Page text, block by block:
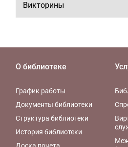
Викторины
О библиотеке
График работы
Документы библиотеки
Структура библиотеки
История библиотеки